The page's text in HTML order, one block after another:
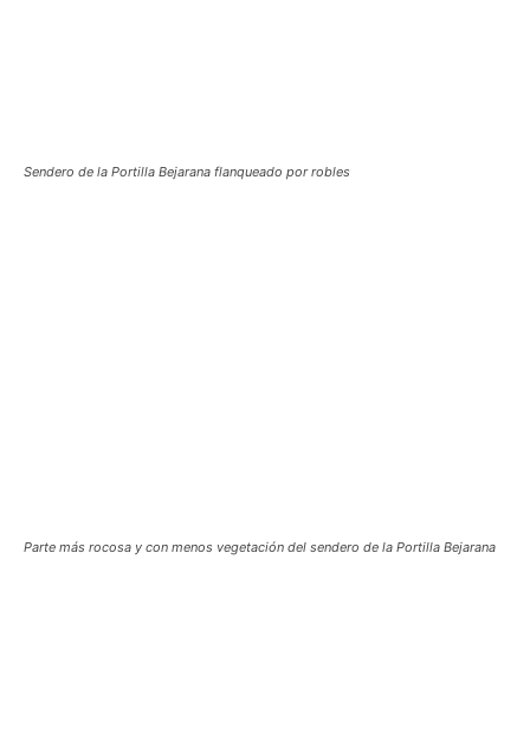
Sendero de la Portilla Bejarana flanqueado por robles
Parte más rocosa y con menos vegetación del sendero de la Portilla Bejarana